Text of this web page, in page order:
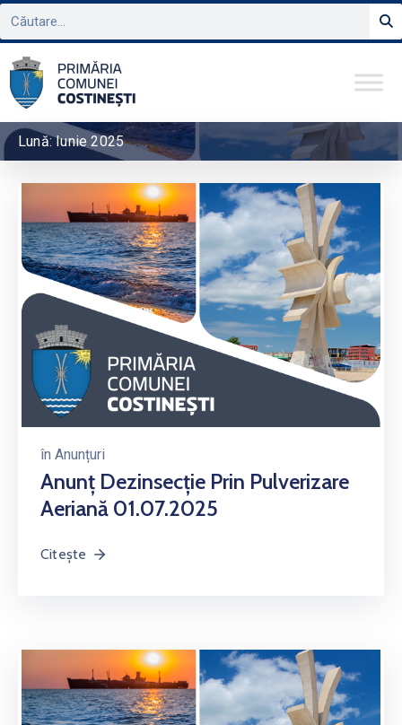
Lună:Iunie 2025
în Anunțuri
Anunț Dezinsecție Prin Pulverizare
Aeriană 01.07.2025
Citește